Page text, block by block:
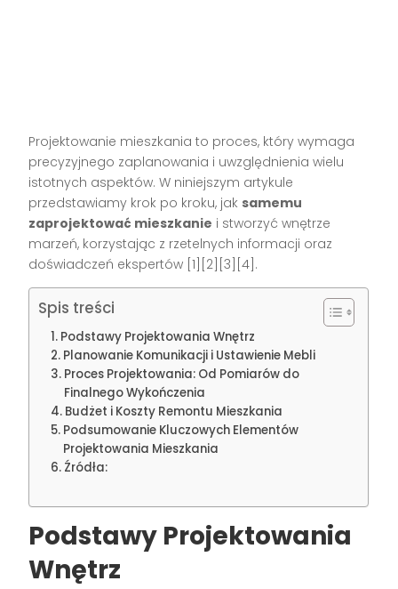
Projektowanie mieszkania to proces, który wymaga
precyzyjnego zaplanowania i uwzględnienia wielu
istotnych aspektów. W niniejszym artykule
przedstawiamy krok po kroku, jak samemu
zaprojektować mieszkanie i stworzyć wnętrze
marzeń, korzystając z rzetelnych informacji oraz
doświadczeń ekspertów [1][2][3][4].
Spis treści
Podstawy Projektowania Wnętrz
Planowanie Komunikacji i Ustawienie Mebli
Proces Projektowania: Od Pomiarów do
Finalnego Wykończenia
Budżet i Koszty Remontu Mieszkania
Podsumowanie Kluczowych Elementów
Projektowania Mieszkania
Źródła:
Podstawy Projektowania
Wnętrz